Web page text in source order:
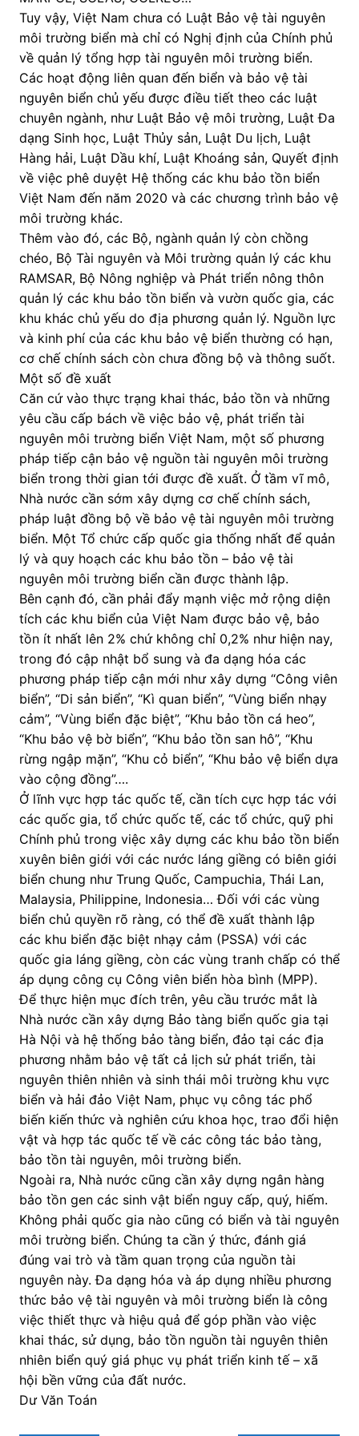
Tuy vậy, Việt Nam chưa có Luật Bảo vệ tài nguyên
môi trường biển mà chỉ có Nghị định của Chính phủ
về quản lý tổng hợp tài nguyên môi trường biển.
Các hoạt động liên quan đến biển và bảo vệ tài
nguyên biển chủ yếu được điều tiết theo các luật
chuyên ngành, như Luật Bảo vệ môi trường, Luật Đa
dạng Sinh học, Luật Thủy sản, Luật Du lịch, Luật
Hàng hải, Luật Dầu khí, Luật Khoáng sản, Quyết định
về việc phê duyệt Hệ thống các khu bảo tồn biển
Việt Nam đến năm 2020 và các chương trình bảo vệ
môi trường khác.
Thêm vào đó, các Bộ, ngành quản lý còn chồng
chéo, Bộ Tài nguyên và Môi trường quản lý các khu
RAMSAR, Bộ Nông nghiệp và Phát triển nông thôn
quản lý các khu bảo tồn biển và vườn quốc gia, các
khu khác chủ yếu do địa phương quản lý. Nguồn lực
và kinh phí của các khu bảo vệ biển thường có hạn,
cơ chế chính sách còn chưa đồng bộ và thông suốt.
Một số đề xuất
Căn cứ vào thực trạng khai thác, bảo tồn và những
yêu cầu cấp bách về việc bảo vệ, phát triển tài
nguyên môi trường biển Việt Nam, một số phương
pháp tiếp cận bảo vệ nguồn tài nguyên môi trường
biển trong thời gian tới được đề xuất. Ở tầm vĩ mô,
Nhà nước cần sớm xây dựng cơ chế chính sách,
pháp luật đồng bộ về bảo vệ tài nguyên môi trường
biển. Một Tổ chức cấp quốc gia thống nhất để quản
lý và quy hoạch các khu bảo tồn – bảo vệ tài
nguyên môi trường biển cần được thành lập.
Bên cạnh đó, cần phải đẩy mạnh việc mở rộng diện
tích các khu biển của Việt Nam được bảo vệ, bảo
tồn ít nhất lên 2% chứ không chỉ 0,2% như hiện nay,
trong đó cập nhật bổ sung và đa dạng hóa các
phương pháp tiếp cận mới như xây dựng “Công viên
biển”, “Di sản biển”, “Kì quan biển”, “Vùng biển nhạy
cảm”, “Vùng biển đặc biệt”, “Khu bảo tồn cá heo”,
“Khu bảo vệ bờ biển”, “Khu bảo tồn san hô”, “Khu
rừng ngập mặn”, “Khu cỏ biển”, “Khu bảo vệ biển dựa
vào cộng đồng”….
Ở lĩnh vực hợp tác quốc tế, cần tích cực hợp tác với
các quốc gia, tổ chức quốc tế, các tổ chức, quỹ phi
Chính phủ trong việc xây dựng các khu bảo tồn biển
xuyên biên giới với các nước láng giềng có biên giới
biển chung như Trung Quốc, Campuchia, Thái Lan,
Malaysia, Philippine, Indonesia… Đối với các vùng
biển chủ quyền rõ ràng, có thể đề xuất thành lập
các khu biển đặc biệt nhạy cảm (PSSA) với các
quốc gia láng giềng, còn các vùng tranh chấp có thể
áp dụng công cụ Công viên biển hòa bình (MPP).
Để thực hiện mục đích trên, yêu cầu trước mắt là
Nhà nước cần xây dựng Bảo tàng biển quốc gia tại
Hà Nội và hệ thống bảo tàng biển, đảo tại các địa
phương nhằm bảo vệ tất cả lịch sử phát triển, tài
nguyên thiên nhiên và sinh thái môi trường khu vực
biển và hải đảo Việt Nam, phục vụ công tác phổ
biến kiến thức và nghiên cứu khoa học, trao đổi hiện
vật và hợp tác quốc tế về các công tác bảo tàng,
bảo tồn tài nguyên, môi trường biển.
Ngoài ra, Nhà nước cũng cần xây dựng ngân hàng
bảo tồn gen các sinh vật biển nguy cấp, quý, hiếm.
Không phải quốc gia nào cũng có biển và tài nguyên
môi trường biển. Chúng ta cần ý thức, đánh giá
đúng vai trò và tầm quan trọng của nguồn tài
nguyên này. Đa dạng hóa và áp dụng nhiều phương
thức bảo vệ tài nguyên và môi trường biển là công
việc thiết thực và hiệu quả để góp phần vào việc
khai thác, sử dụng, bảo tồn nguồn tài nguyên thiên
nhiên biển quý giá phục vụ phát triển kinh tế – xã
hội bền vững của đất nước.
Dư Văn Toán